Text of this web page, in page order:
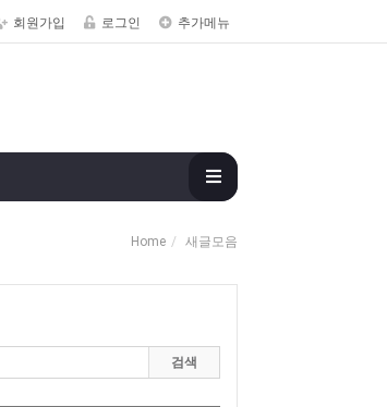
회원가입 로그인 추가메뉴
Home 새글모음
검색